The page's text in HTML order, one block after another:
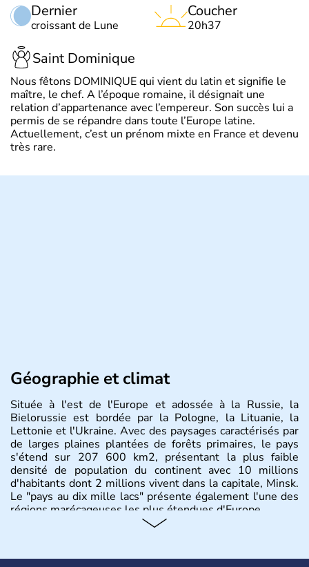
Dernier
croissant de Lune
Coucher
20h37
Saint Dominique
Nous fêtons DOMINIQUE qui vient du latin et signifie le
maître, le chef. A l’époque romaine, il désignait une
relation d’appartenance avec l’empereur. Son succès lui a
permis de se répandre dans toute l’Europe latine.
Actuellement, c’est un prénom mixte en France et devenu
très rare.
Géographie et climat
Située à l'est de l'Europe et adossée à la Russie, la
Bielorussie est bordée par la Pologne, la Lituanie, la
Lettonie et l'Ukraine. Avec des paysages caractérisés par
de larges plaines plantées de forêts primaires, le pays
s'étend sur 207 600 km2, présentant la plus faible
densité de population du continent avec 10 millions
d'habitants dont 2 millions vivent dans la capitale, Minsk.
Le "pays au dix mille lacs" présente également l'une des
régions marécageuses les plus étendues d'Europe.
L'histoire de la Biélorussie correspond à la naissance des